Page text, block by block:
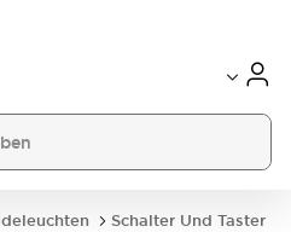
Schalter Und Taster